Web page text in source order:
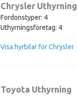
Chrysler Uthyrning
Fordonstyper: 4
Uthyrningsföretag: 4
Visa hyrbilar för Chrysler
Toyota Uthyrning